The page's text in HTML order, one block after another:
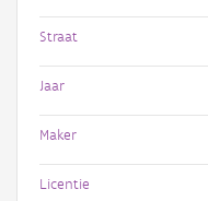
Straat
Jaar
Maker
Licentie